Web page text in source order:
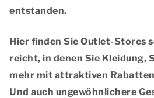
entstanden.
Hier finden Sie Outlet-Stores
reicht, in denen Sie Kleidung,
mehr mit attraktiven Rabatten
Und auch ungewöhnlichere